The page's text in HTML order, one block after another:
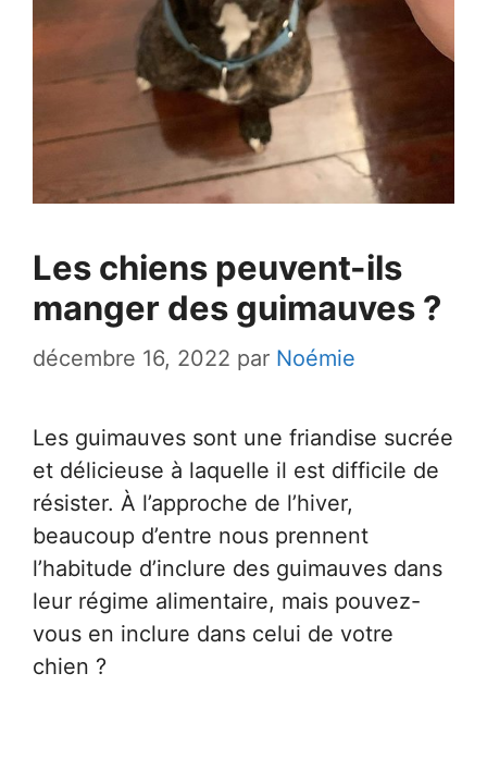
Les chiens peuvent-ils
manger des guimauves ?
décembre 16, 2022 par Noémie
Les guimauves sont une friandise sucrée
et délicieuse à laquelle il est difficile de
résister. À l’approche de l’hiver,
beaucoup d’entre nous prennent
l’habitude d’inclure des guimauves dans
leur régime alimentaire, mais pouvez-
vous en inclure dans celui de votre
chien ?